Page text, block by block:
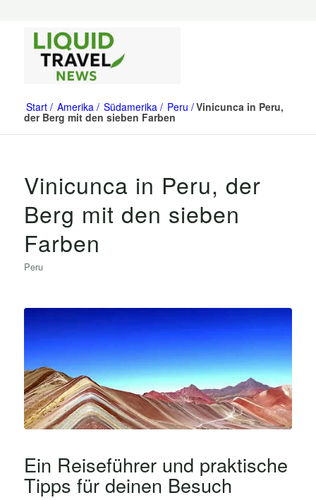
Start Amerika Südamerika Peru Vinicunca in Peru,
der Berg mit den sieben Farben
Vinicunca in Peru, der
Berg mit den sieben
Farben
Peru
Ein Reiseführer und praktische
Tipps für deinen Besuch